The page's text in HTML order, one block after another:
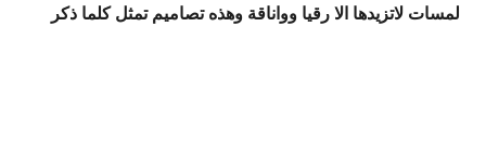
لمسات لاتزيدها الا رقيا وواناقة وهذه تصاميم تمثل كلما ذكر